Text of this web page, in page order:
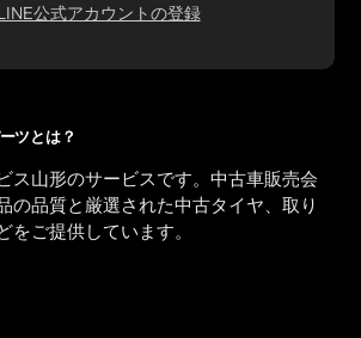
公式アカウントの登録
ツとは？
ス山形のサービスです。中古車販売会
の品質と厳選された中古タイヤ、取り
をご提供しています。